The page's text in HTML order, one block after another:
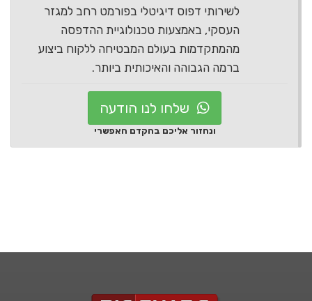
לשירותי דפוס דיגיטלי בפורמט רחב למגזר
העסקי, באמצעות טכנולוגיית ההדפסה
מהמתקדמות בעולם המבטיחה ללקוח ביצוע
ברמה הגבוהה והאיכותית ביותר.
שלחו לנו הודעה
ונחזור אליכם בהקדם האפשרי